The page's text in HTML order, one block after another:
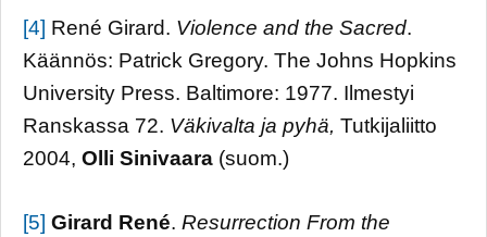
[4] René Girard. Violence and the Sacred.
Käännös: Patrick Gregory. The Johns Hopkins
University Press. Baltimore: 1977. Ilmestyi
Ranskassa 72. Väkivalta ja pyhä, Tutkijaliitto
2004, Olli Sinivaara (suom.)
[5] Girard René. Resurrection From the